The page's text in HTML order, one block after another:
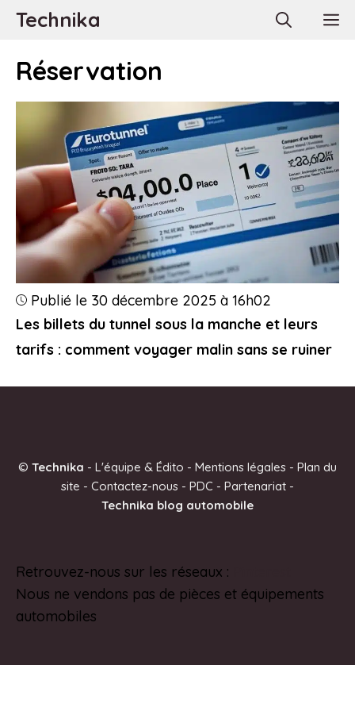
AllerTechnika
Réservation
Les billets du tunnel sous la manche et leurs
tarifs : comment voyager malin sans se ruiner
Publié le 30 décembre 2025 à 16h02
© Technika - L'équipe & Édito - Mentions légales - Plan du
site - Contactez-nous - PDC - Partenariat -
Technika blog automobile
Retrouvez-nous sur les réseaux :
Nous ne vendons pas de pièces et équipements
automobiles